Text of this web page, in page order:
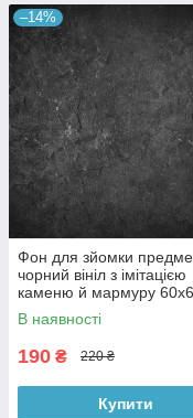
–14%
Фон для зйомки
чорний вініл з імітацією
каменю й мармуру
№550006
В наявності
190 ₴ 220 ₴
Купити